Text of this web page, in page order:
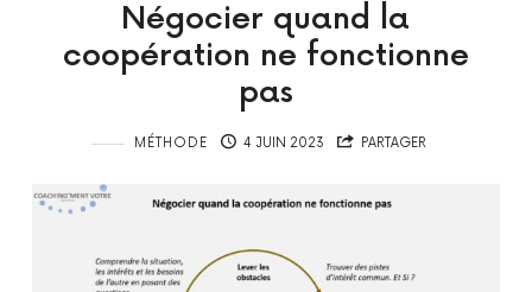
Négocier quand la
coopération ne fonctionne
pas
MÉTHODE 4 JUIN 2023 PARTAGER